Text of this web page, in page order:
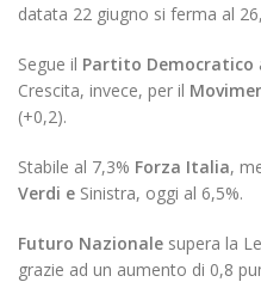
datata 22 giugno si ferma al
Segue il Partito Democratico
Crescita, invece, per il
(+0,2).
Stabile al 7,3% Forza Italia,
Verdi e Sinistra, oggi al 6,5%.
Futuro Nazionale supera la
grazie ad un aumento di 0,8